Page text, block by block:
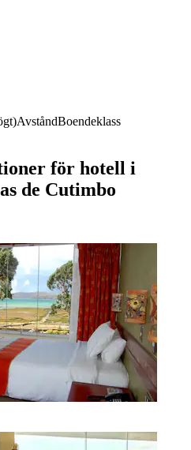
AvståndBoendeklass
för hotell i
de Cutimbo